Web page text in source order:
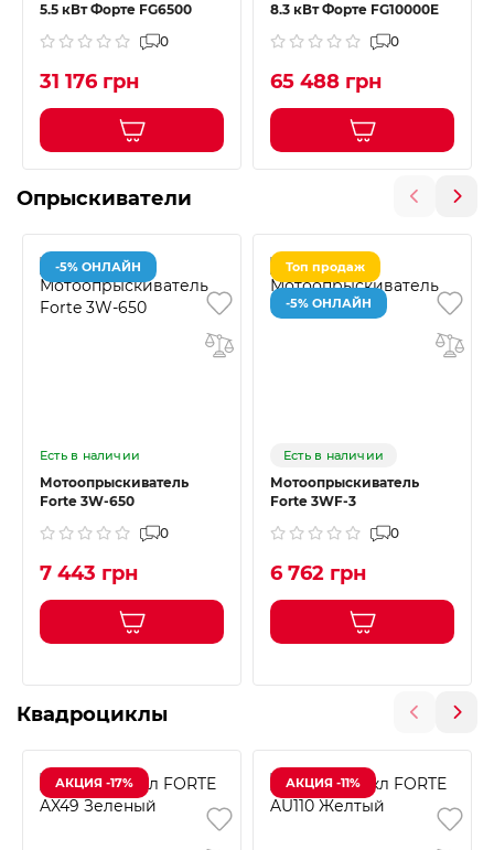
5.5 кВт Форте FG6500
0
31 176 грн
8.3 кВт Форте FG10000E
0
65 488 грн
Опрыскиватели
-5% ОНЛАЙН
Есть в наличии
Мотоопрыскиватель
Forte 3W-650
0
7 443 грн
Топ продаж
-5% ОНЛАЙН
Есть в наличии
Мотоопрыскиватель
Forte 3WF-3
0
6 762 грн
Квадроциклы
АКЦИЯ -17% АКЦИЯ -11%